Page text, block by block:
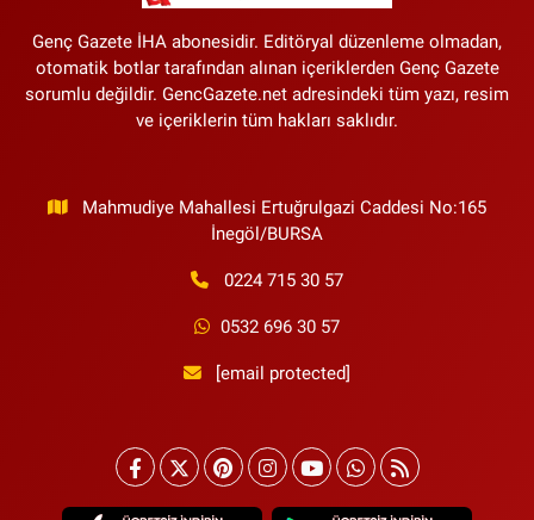
Genç Gazete İHA abonesidir. Editöryal düzenleme olmadan,
otomatik botlar tarafından alınan içeriklerden Genç Gazete
sorumlu değildir. GencGazete.net adresindeki tüm yazı, resim
ve içeriklerin tüm hakları saklıdır.
Mahmudiye Mahallesi Ertuğrulgazi Caddesi No:165
İnegöl/BURSA
0224 715 30 57
0532 696 30 57
[email protected]